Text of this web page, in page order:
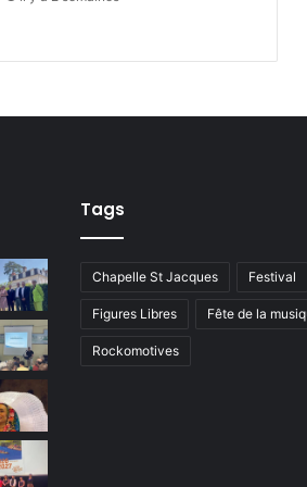
Tags
Chapelle St Jacques Festival
Figures Libres Fête de la
Rockomotives